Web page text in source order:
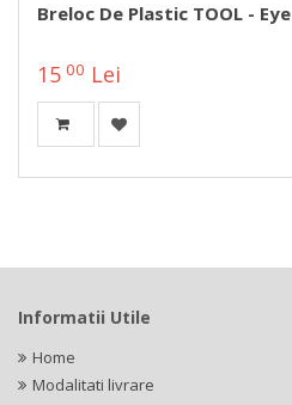
Breloc De Plastic TOOL - Eye
15 00 Lei
Informatii Utile
Home
Modalitati livrare